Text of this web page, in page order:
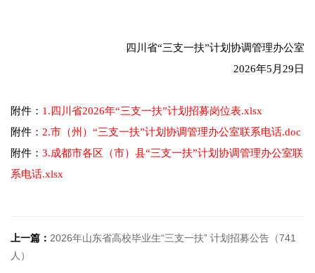
四川省“三支一扶”计划协调管理办公室
2026年5月29日
附件： 1.四川省2026年“三支一扶”计划招募岗位表.xlsx
附件： 2.市（州）“三支一扶”计划协调管理办公室联系电话.doc
附件： 3.成都市各区（市）县“三支一扶”计划协调管理办公室联
系电话.xlsx
上一篇： 2026年山东省高校毕业生“三支一扶” 计划招募公告（741
人）